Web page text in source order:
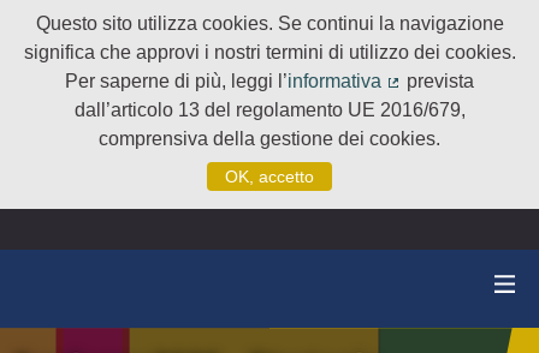
Questo sito utilizza cookies. Se continui la navigazione
significa che approvi i nostri termini di utilizzo dei cookies.
Per saperne di più, leggi l’informativa
(Collegamento
prevista
dall’articolo 13 del regolamento UE 2016/679,
comprensiva della gestione dei cookies.
OK, accetto